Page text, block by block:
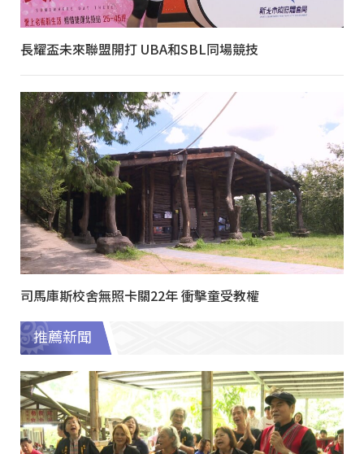
長耀盃未來聯盟開打 UBA和SBL同場競技
司馬庫斯校舍無照卡關22年 衝擊童受教權
推薦新聞